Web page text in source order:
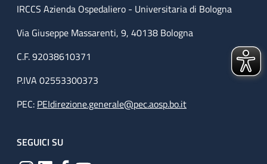
IRCCS Azienda Ospedaliero - Universitaria di Bologna
Via Giuseppe Massarenti, 9, 40138 Bologna
C.F. 92038610371
P.IVA 02553300373
PEC: PEIdirezione.generale@pec.aosp.bo.it
SEGUICI SU